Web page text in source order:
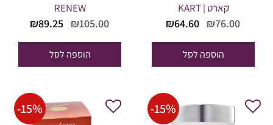
קארט | KART
₪76.00
המחיר
היה:
₪76.00.
₪64.60
הוספה לסל
RENEW
₪105.00
המחיר
היה:
₪105.00.
₪89.25
הוספה לסל
-15%
-15%